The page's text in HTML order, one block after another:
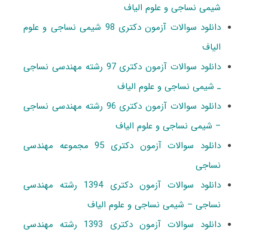
شیمی نساجی و علوم الیاف
دانلود سوالات آزمون دکتری 98 شیمی نساجی و علوم
الیاف
دانلود سوالات آزمون دکتری 97 رشته مهندسی نساجی
ـ شیمی نساجی و علوم الیاف
دانلود سوالات آزمون دکتری 96 رشته مهندسی نساجی
– شیمی نساجی و علوم الیاف
دانلود سوالات آزمون دکتری 95 مجموعه مهندسی
نساجی
دانلود سوالات آزمون دکتری 1394 رشته مهندسی
نساجی – شیمی نساجی و علوم الیاف
دانلود سوالات آزمون دکتری 1393 رشته مهندسی